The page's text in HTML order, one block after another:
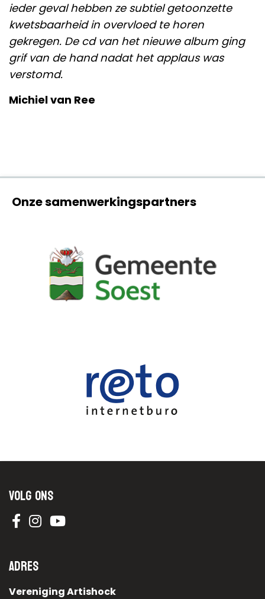
ieder geval hebben ze subtiel getoonzette
kwetsbaarheid in overvloed te horen
gekregen. De cd van het nieuwe album ging
grif van de hand nadat het applaus was
verstomd.
Michiel van Ree
Onze samenwerkingspartners
Volg ons
Adres
Vereniging Artishock